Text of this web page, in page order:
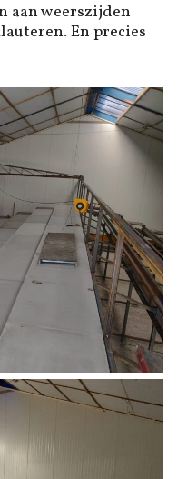
aan weerszijden
En precies